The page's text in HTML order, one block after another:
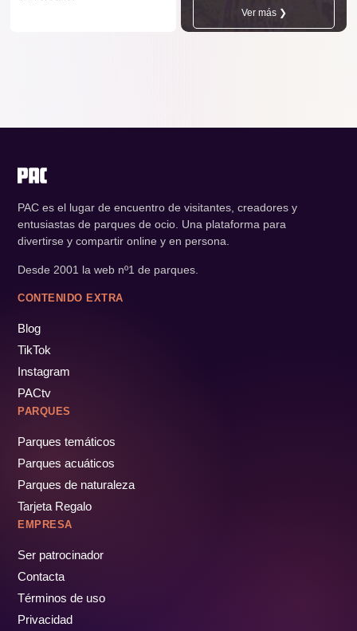
Ver más ❯
PAC es el lugar de encuentro de visitantes, creadores y
entusiastas de parques de ocio. Una plataforma para
divertirse y compartir online y en persona.
Desde 2001 la web nº1 de parques.
CONTENIDO EXTRA
Blog
TikTok
Instagram
PACtv
PARQUES
Parques temáticos
Parques acuáticos
Parques de naturaleza
Tarjeta Regalo
EMPRESA
Ser patrocinador
Contacta
Términos de uso
Privacidad